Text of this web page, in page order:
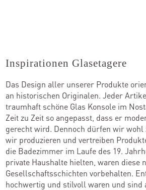
Inspirationen Glasetagere
Das Design aller unserer Produkte
an historischen Originalen. Jeder
traumhaft schöne Glas Konsole im
Zeit zu Zeit so angepasst, dass er
gerecht wird. Dennoch dürfen wir wohl
wir produzieren und vertreiben
die Badezimmer im Laufe des 19.
private Haushalte hielten, waren diese
Gesellschaftsschichten vorbehalten.
hochwertig und stilvoll waren und sind